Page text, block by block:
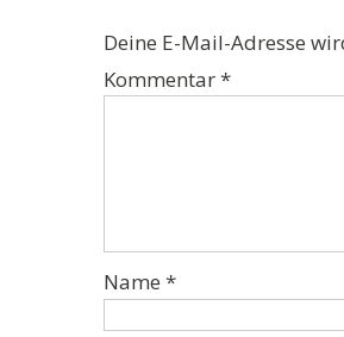
Deine E-Mail-Adresse
Kommentar*
Name *